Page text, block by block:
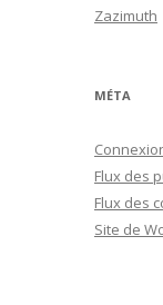
Zazimuth
MÉTA
Flux des
Flux des
Site de